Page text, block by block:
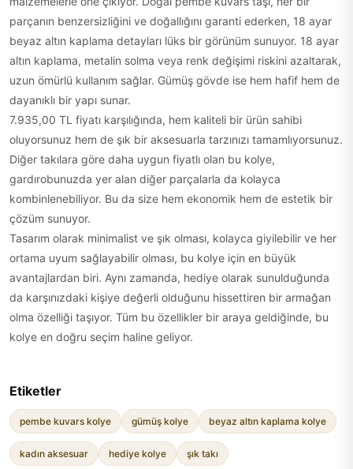
parçanın benzersizliğini ve doğallığını garanti ederken, 18 ayar
beyaz altın kaplama detayları lüks bir görünüm sunuyor. 18 ayar
altın kaplama, metalin solma veya renk değişimi riskini azaltarak,
uzun ömürlü kullanım sağlar. Gümüş gövde ise hem hafif hem de
dayanıklı bir yapı sunar.
7.935,00 TL fiyatı karşılığında, hem kaliteli bir ürün sahibi
oluyorsunuz hem de şık bir aksesuarla tarzınızı tamamlıyorsunuz.
Diğer takılara göre daha uygun fiyatlı olan bu kolye,
gardırobunuzda yer alan diğer parçalarla da kolayca
kombinlenebiliyor. Bu da size hem ekonomik hem de estetik bir
çözüm sunuyor.
Tasarım olarak minimalist ve şık olması, kolayca giyilebilir ve her
ortama uyum sağlayabilir olması, bu kolye için en büyük
avantajlardan biri. Aynı zamanda, hediye olarak sunulduğunda
da karşınızdaki kişiye değerli olduğunu hissettiren bir armağan
olma özelliği taşıyor. Tüm bu özellikler bir araya geldiğinde, bu
kolye en doğru seçim haline geliyor.
Etiketler
pembe kuvars kolye gümüş kolye beyaz altın kaplama kolye
kadın aksesuar hediye kolye şık takı